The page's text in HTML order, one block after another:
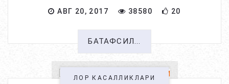
АВГ 20, 2017 38580 20
БАТАФСИЛ...
ЛОР КАСАЛЛИКЛАРИ